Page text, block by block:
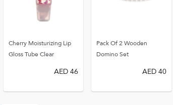
Pack Of 2 Wooden
Domino Set
40
AED
Cherry Moisturizing Lip
Gloss Tube Clear
46
AED